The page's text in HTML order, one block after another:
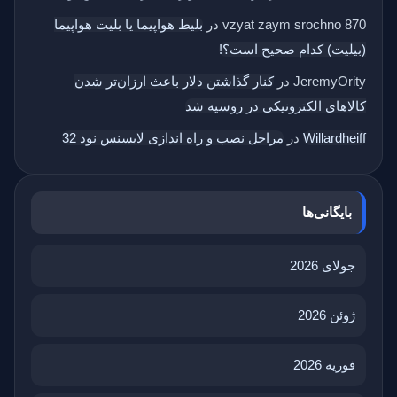
vzyat zaym srochno 870 در بلیط هواپیما یا بلیت هواپیما
(بیلیت) کدام صحیح است؟!
JeremyOrity درکنار گذاشتن دلار باعث ارزان‌تر شدن
کالاهای الکترونیکی در روسیه شد
Willardheiff در مراحل نصب و راه اندازی لایسنس نود 32
بایگانی‌ها
جولای 2026
ژوئن 2026
فوریه 2026